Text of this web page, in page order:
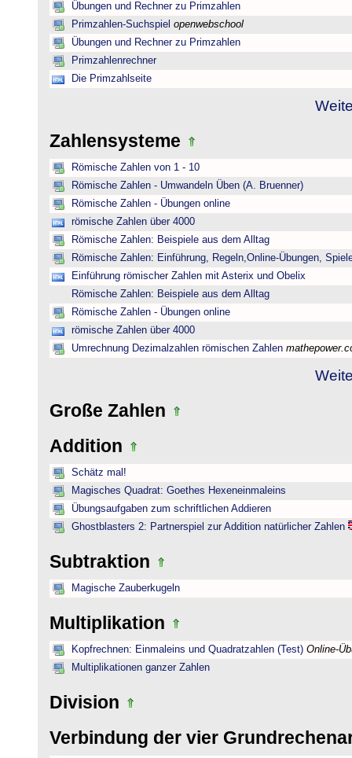
Übungen und Rechner zu Primzahlen
Primzahlen-Suchspiel openwebschool
Übungen und Rechner zu Primzahlen
Primzahlenrechner
Die Primzahlseite
Zahlensysteme
Römische Zahlen von 1 - 10
Römische Zahlen - Umwandeln Üben (A. Bruenner)
Römische Zahlen - Übungen online
römische Zahlen über 4000
Römische Zahlen: Beispiele aus dem Alltag
Römische Zahlen: Einführung, Regeln,Online-Übungen,
Einführung römischer Zahlen mit Asterix und Obelix
Römische Zahlen: Beispiele aus dem Alltag
Römische Zahlen - Übungen online
römische Zahlen über 4000
Umrechnung Dezimalzahlen römischen Zahlen
Große Zahlen
Addition
Schätz mal!
Magisches Quadrat: Goethes Hexeneinmaleins
Übungsaufgaben zum schriftlichen Addieren
Ghostblasters 2: Partnerspiel zur Addition natürlicher Zahlen
Subtraktion
Magische Zauberkugeln
Multiplikation
Kopfrechnen: Einmaleins und Quadratzahlen (Test) Online-
Multiplikationen ganzer Zahlen
Division
Verbindung der vier